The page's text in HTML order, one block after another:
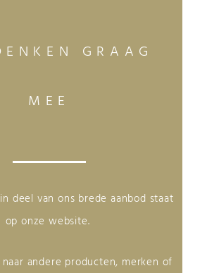
GRAAG
MEE
deel van ons brede aanbod staat
op onze website.
andere producten, merken of